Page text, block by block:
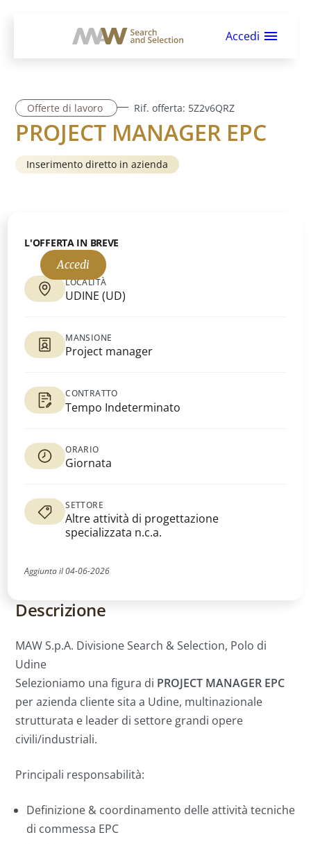
Accedi
Offerte di lavoro Rif. offerta: 5Z2v6QRZ
PROJECT MANAGER EPC
Inserimento diretto in azienda
Descrizione
MAW S.p.A. Divisione Search & Selection, Polo di
Udine
Selezioniamo una figura di PROJECT MANAGER EPC
per azienda cliente sita a Udine, multinazionale
strutturata e leader di settore grandi opere
civili/industriali.
Principali responsabilità:
Definizione & coordinamento delle attività tecniche
di commessa EPC
L'OFFERTA IN BREVE
LOCALITÀ
UDINE (UD)
MANSIONE
Project manager
CONTRATTO
Tempo Indeterminato
ORARIO
Giornata
SETTORE
Altre attività di progettazione
specializzata n.c.a.
Accedi
Aggiunta il04-06-2026